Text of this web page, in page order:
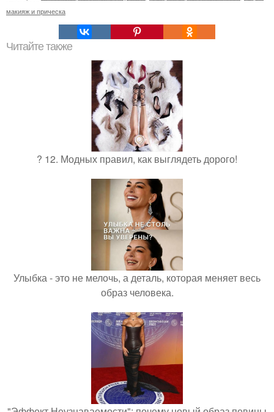
макияж и прическа
Читайте также
? 12. Модных правил, как выглядеть дорого!
Улыбка - это не мелочь, а деталь, которая меняет весь
образ человека.